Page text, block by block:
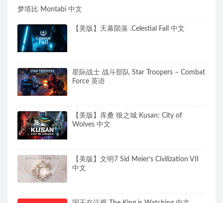
梦塔比 Montabi 中文
【美版】天幕陨落 .Celestial Fall 中文
星际战士 战斗部队 Star Troopers – Combat
Force 英语
【美版】库桑 狼之城 Kusan: City of
Wolves 中文
【美版】文明7 Sid Meier’s Civilization VII
中文